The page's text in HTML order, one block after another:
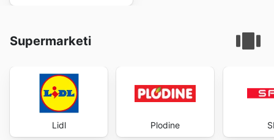
Supermarketi
Lidl Plodine